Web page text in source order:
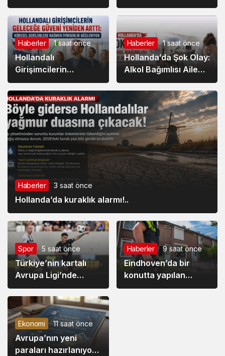
Değerlendirme
Sistemi Masada:
IND’den Kritik Rapor
Vurdu: Hollanda’da
Elektrik Maliyetleri
Yükseliyor
Haberler 1 saat önce
Hollandalı
Girişimcilerin
Geleceğe Güveni
Yeniden Arttı: Küresel
Gerilimlere Rağmen
İyimserlik Güçleniyor
Haberler 1 saat önce
Hollanda’da Şok Olay:
Alkol Bağımlısı Aile
Hekimi Görevden
Uzaklaştırıldı,
Muayenehanede
Şarap Şişeleri
Bulundu
Haberler 3 saat önce
Hollanda’da kuraklık alarmı!..
Spor 5 saat önce
Türkiye’nin kartalı
Avrupa Ligi’nde
Samet’le uçtu:
Hradec Kralove 0 –
Beşiktaş 1
Haberler 9 saat önce
Eindhoven’da bir
konutta yapılan
aramada silaha
Ekonomi 11 saat önce
Avrupa’nın yeni
paraları hazırlanıyor: